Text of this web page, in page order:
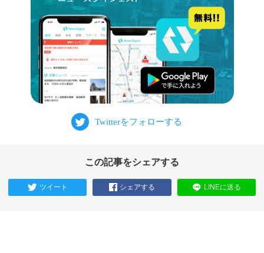
この記事をシェアする
ツイート シェアする LINEに送る